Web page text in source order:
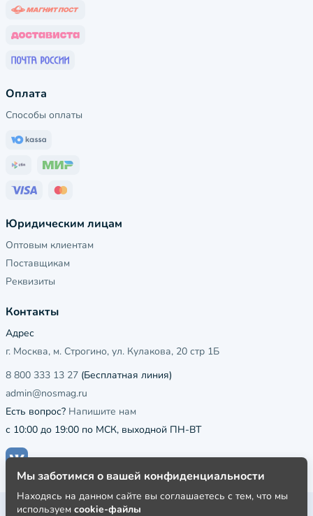
Оплата
Способы оплаты
Юридическим лицам
Оптовым клиентам
Поставщикам
Реквизиты
Контакты
Адрес
г. Москва, м. Строгино, ул. Кулакова, 20 стр 1Б
8 800 333 13 27 (Бесплатная линия)
admin@nosmag.ru
Есть вопрос? Напишите нам
с 10:00 до 19:00 по МСК, выходной ПН-ВТ
Публичная оферта
Мы заботимся о вашей конфиденциальности
Находясь на данном сайте вы соглашаетесь с тем, что мы
используем cookie-файлы